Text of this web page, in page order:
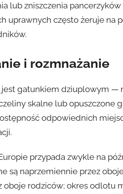
lub zniszczenia pancerzyków
uprawnych często żeruje na
i rozmnażanie
jest gatunkiem dziuplowym
skalne lub opuszczone
odpowiednich
przypada zwykle na
są naprzemiennie przez
oboje rodziców; okres odlotu